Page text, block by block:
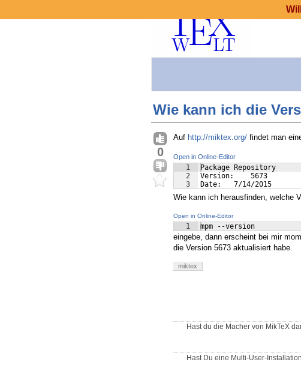
Wie kann ich die
0
Auf http://miktex.org/ findet man
Open in Online-Editor
1
2
3
Package Repository
Version:    5673
Date:   7/14/2015
Wie kann ich herausfinden, welche
Open in Online-Editor
1 mpm --version
eingebe, dann erscheint bei mir
die Version 5673 aktualisiert habe.
miktex
Hast du die Macher von MikTeX
Hast Du eine Multi-User-